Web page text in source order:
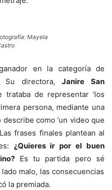
Mayela
en la categoría de
Su directora, Janire San
trataba de representar ‘los
persona, mediante una
describe como ‘un video que
Las frases finales plantean al
¿Quieres ir por el buen
Es tu partida pero sé
malo, las consecuencias
la premiada.